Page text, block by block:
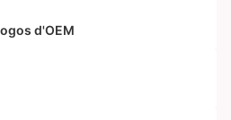
d'OEM